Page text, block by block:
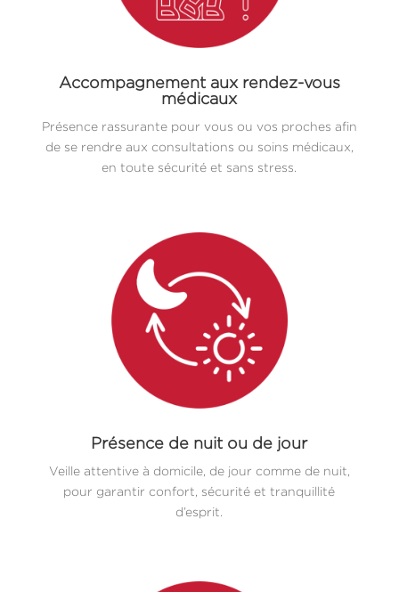
Accompagnement aux rendez-vous
médicaux
Présence rassurante pour vous ou vos proches afin
de se rendre aux consultations ou soins médicaux,
en toute sécurité et sans stress.
Présence de nuit ou de jour
Veille attentive à domicile, de jour comme de nuit,
pour garantir confort, sécurité et tranquillité
d’esprit.